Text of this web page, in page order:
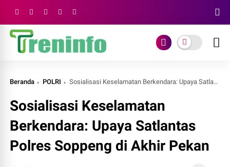
Beranda POLRI Sosialisasi Keselamatan Berkendara: Upaya Satlantas Polres Soppeng di Akhir Pekan
Sosialisasi Keselamatan
Berkendara: Upaya Satlantas
Polres Soppeng di Akhir Pekan